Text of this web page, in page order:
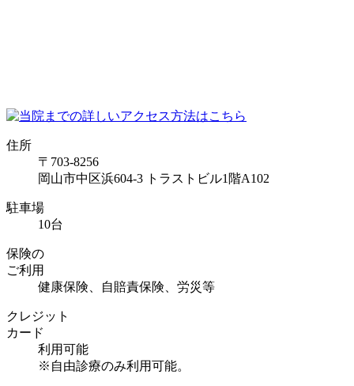
住所
〒703-8256
岡山市中区浜604-3 トラストビル1階A102
駐車場
10台
保険の
ご利用
健康保険、自賠責保険、労災等
クレジット
カード
利用可能
※自由診療のみ利用可能。